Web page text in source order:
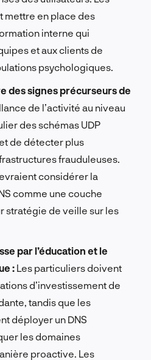
mettre en place des
interne qui
et aux clients de
psychologiques.
des signes précurseurs de
de l’activité au niveau
des schémas UDP
de détecter plus
frauduleuses.
considérer la
comme une couche
stratégie de veille sur les
par l’éducation et le
: Les particuliers doivent
d’investissement de
tandis que les
déployer un DNS
les domaines
proactive. Les